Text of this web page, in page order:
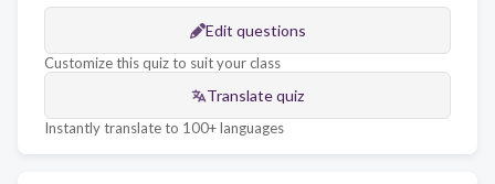
Edit questions
Customize this quiz to suit your class
Translate quiz
Instantly translate to 100+ languages